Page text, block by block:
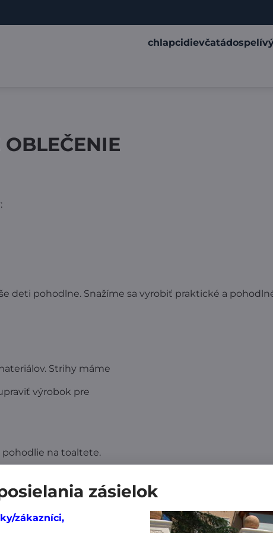
chlapcidievčatádospelí
deti pohodlne. Snažíme sa vyrobiť praktické a
Strihy máme
výrobok pre
pohodlie na toaltete.
aby sa nerozťahoval.
k dráždeniu pokožky.
zásielok
zákazníci,